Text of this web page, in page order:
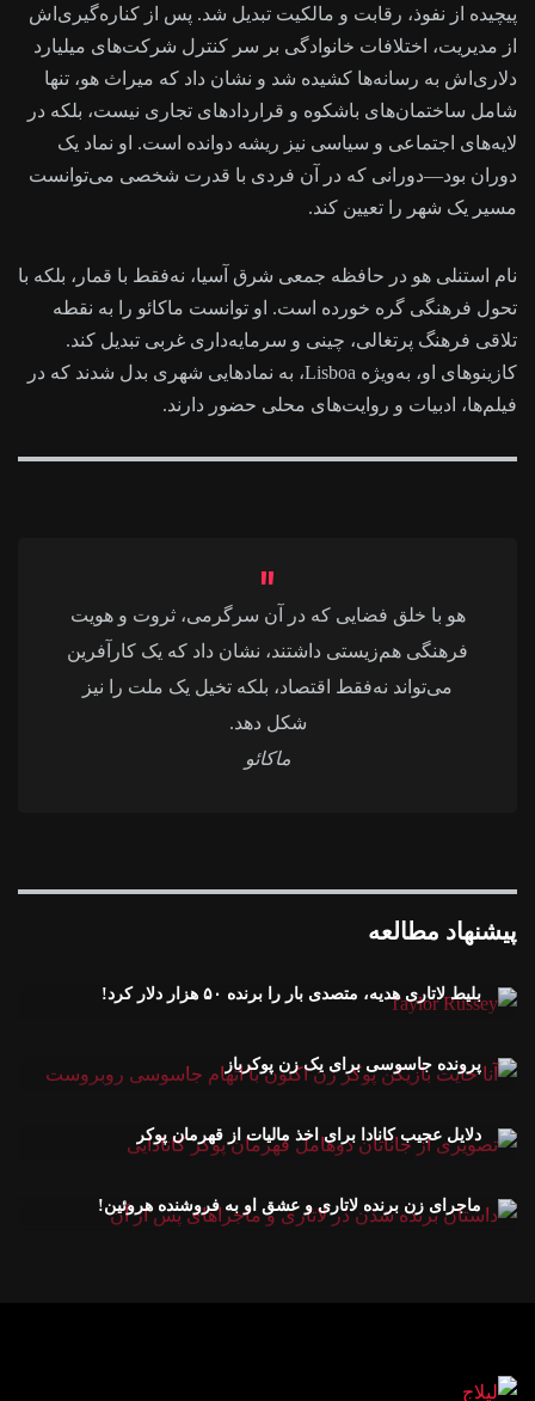
پیچیده از نفوذ، رقابت و مالکیت تبدیل شد. پس از کناره‌گیری‌اش
از مدیریت، اختلافات خانوادگی بر سر کنترل شرکت‌های میلیارد
دلاری‌اش به رسانه‌ها کشیده شد و نشان داد که میراث هو، تنها
شامل ساختمان‌های باشکوه و قراردادهای تجاری نیست، بلکه در
لایه‌های اجتماعی و سیاسی نیز ریشه دوانده است. او نماد یک
دوران بود—دورانی که در آن فردی با قدرت شخصی می‌توانست
مسیر یک شهر را تعیین کند.
نام استنلی هو در حافظه جمعی شرق آسیا، نه‌فقط با قمار، بلکه با
تحول فرهنگی گره خورده است. او توانست ماکائو را به نقطه
تلاقی فرهنگ پرتغالی، چینی و سرمایه‌داری غربی تبدیل کند.
کازینوهای او، به‌ویژه Lisboa، به نمادهایی شهری بدل شدند که در
فیلم‌ها، ادبیات و روایت‌های محلی حضور دارند.
هو با خلق فضایی که در آن سرگرمی، ثروت و هویت
فرهنگی هم‌زیستی داشتند، نشان داد که یک کارآفرین
می‌تواند نه‌فقط اقتصاد، بلکه تخیل یک ملت را نیز
شکل دهد.
ماکائو
پیشنهاد مطالعه
بلیط لاتاری هدیه، متصدی بار را برنده ۵۰ هزار دلار کرد!
پرونده جاسوسی برای یک زن پوکرباز
دلایل عجیب کانادا برای اخذ مالیات از قهرمان پوکر
ماجرای زن برنده لاتاری و عشق او به فروشنده هروئین!